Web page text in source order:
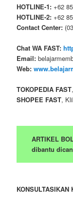
HOTLINE-1: +62
HOTLINE-2: +62
Contact Center:
Chat WA FAST:
Email:
Web:
TOKOPEDIA FAST
SHOPEE FAST,
ARTIKEL
dibantu
KONSULTASIKAN